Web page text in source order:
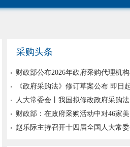
采购头条
财政部公布2026年政府采购代理机
《政府采购法》修订草案公布 即日
人大常委会丨我国拟修改政府采购
财政部：在政府采购活动中对46家
赵乐际主持召开十四届全国人大常